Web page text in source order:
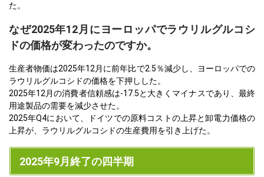
た。
なぜ2025年12月にヨーロッパでラウリルグルコシ
ドの価格が変わったのですか。
生産者物価は2025年12月に前年比で2.5％減少し、ヨーロッパでの
ラウリルグルコシドの価格を下押しした。
2025年12月の消費者信頼感は-17.5と大きくマイナスであり、最終
用途製品の需要を減少させた。
2025年Q4において、ドイツでの原料コストの上昇と卸電力価格の
上昇が、ラウリルグルコシドの生産費用を引き上げた。
2025年9月終了の四半期